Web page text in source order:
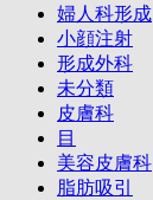
婦人科形成
小顔注射
形成外科
未分類
皮膚科
目
美容皮膚科
脂肪吸引